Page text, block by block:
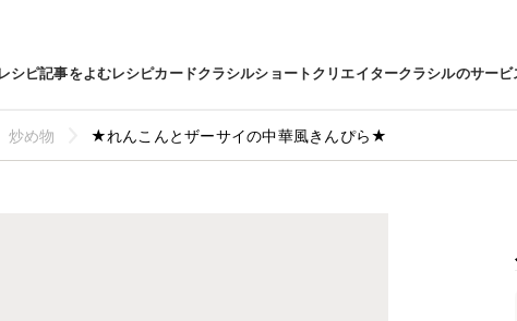
シピ記事をよむレシピカードクラシルショートクリエイタークラシルのサービ
炒め物 ★れんこんとザーサイの中華風きんぴら★